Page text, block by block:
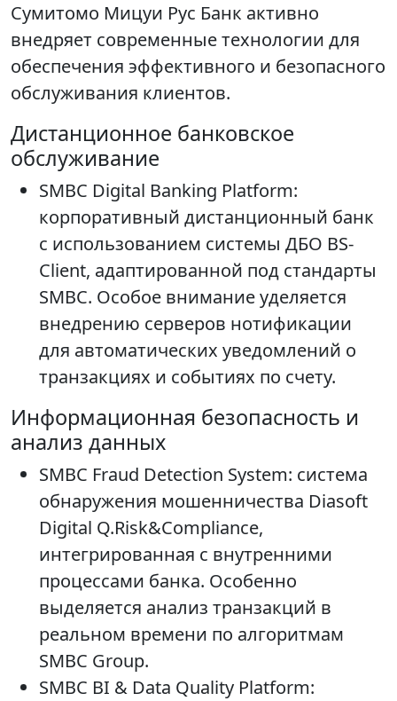
Сумитомо Мицуи Рус Банк активно
внедряет современные технологии для
обеспечения эффективного и безопасного
обслуживания клиентов.
Дистанционное банковское
обслуживание
SMBC Digital Banking Platform:
корпоративный дистанционный банк
с использованием системы ДБО BS-
Client, адаптированной под стандарты
SMBC. Особое внимание уделяется
внедрению серверов нотификации
для автоматических уведомлений о
транзакциях и событиях по счету.
Информационная безопасность и
анализ данных
SMBC Fraud Detection System: система
обнаружения мошенничества Diasoft
Digital Q.Risk&Compliance,
интегрированная с внутренними
процессами банка. Особенно
выделяется анализ транзакций в
реальном времени по алгоритмам
SMBC Group.
SMBC BI & Data Quality Platform: